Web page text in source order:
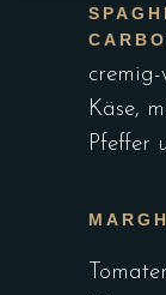
cremig-
Käse,
Pfeffer